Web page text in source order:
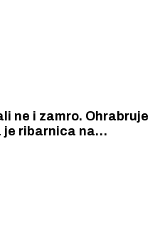
ne i zamro. Ohrabruje
je ribarnica na